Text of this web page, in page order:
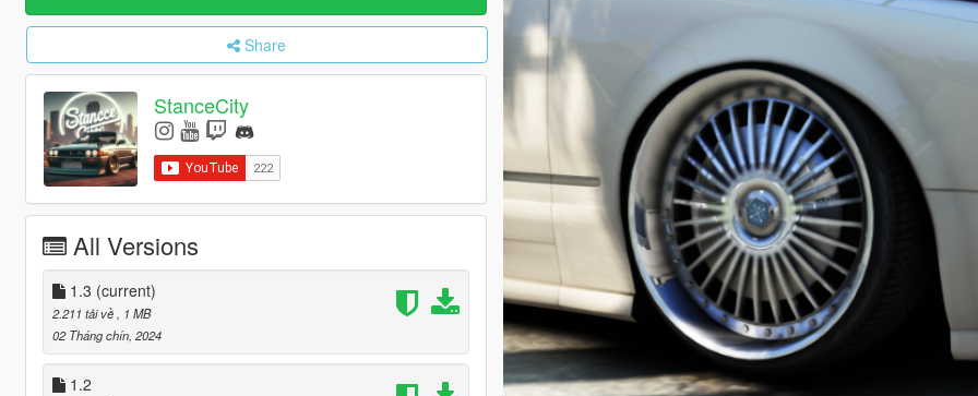
Share
StanceCity
All Versions
1.3 (current)
2.211 tải về
, 1 MB
02 Tháng chín, 2024
1.2